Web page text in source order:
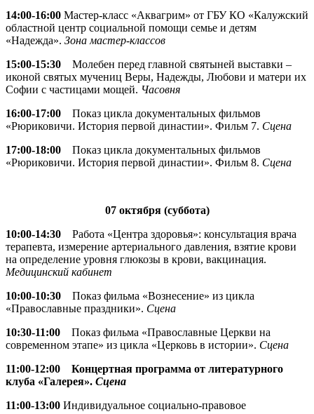
14:00-16:00 Мастер-класс «Аквагрим» от ГБУ КО «Калужский
областной центр социальной помощи семье и детям
«Надежда». Зона мастер-классов
15:00-15:30 Молебен перед главной святыней выставки –
иконой святых мучениц Веры, Надежды, Любови и матери их
Софии с частицами мощей. Часовня
16:00-17:00 Показ цикла документальных фильмов
«Рюриковичи. История первой династии». Фильм 7. Сцена
17:00-18:00 Показ цикла документальных фильмов
«Рюриковичи. История первой династии». Фильм 8. Сцена
07 октября (суббота)
10:00-14:30 Работа «Центра здоровья»: консультация врача
терапевта, измерение артериального давления, взятие крови
на определение уровня глюкозы в крови, вакцинация.
Медицинский кабинет
10:00-10:30 Показ фильма «Вознесение» из цикла
«Православные праздники». Сцена
10:30-11:00 Показ фильма «Православные Церкви на
современном этапе» из цикла «Церковь в истории». Сцена
11:00-12:00 Концертная программа от литературного
клуба «Галерея». Сцена
11:00-13:00 Индивидуальное социально-правовое